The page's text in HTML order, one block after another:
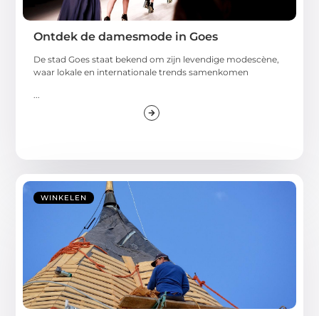
Ontdek de damesmode in Goes
De stad Goes staat bekend om zijn levendige modescène,
waar lokale en internationale trends samenkomen
WINKELEN